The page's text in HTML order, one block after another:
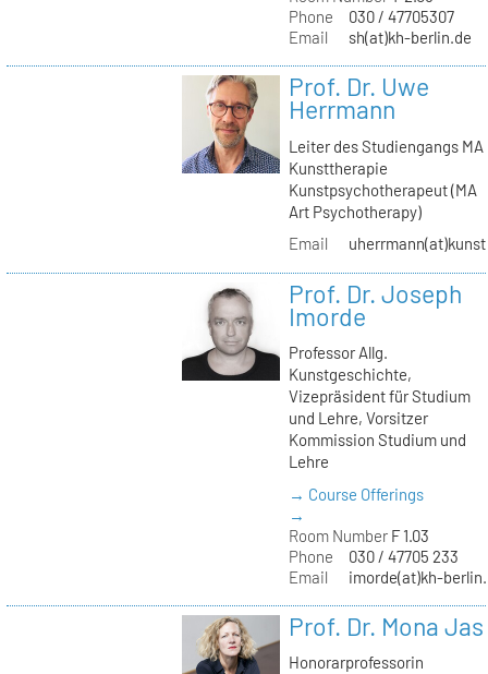
Phone
030 / 47705307
Email
sh(at)kh-berlin.de
Prof. Dr. Uwe
Herrmann
Leiter des Studiengangs MA
Kunsttherapie
Kunstpsychotherapeut (MA
Art Psychotherapy)
Email
Prof. Dr. Joseph
Imorde
Professor Allg.
Kunstgeschichte,
Vizepräsident für Studium
und Lehre, Vorsitzer
Kommission Studium und
Lehre
→ Course Offerings
→
Room NumberF 1.03
Phone
030 / 47705 233
Email
imorde(at)kh-
Prof. Dr. Mona Jas
Honorarprofessorin